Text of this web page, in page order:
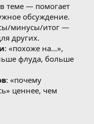
в теме — помогает
обсуждение.
минусы/итог —
других.
: «похоже на…»,
флуда, больше
: «почему
ценнее, чем